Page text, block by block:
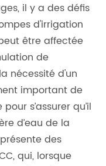
il y a des défis
d'irrigation
être affectée
de
nécessité d'un
important de
s’assurer qu’il
d’eau de la
des
qui, lorsque